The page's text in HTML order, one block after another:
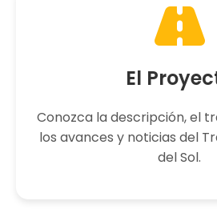
El
Conozca la descripción, el
los avances y noticias del
del Sol.